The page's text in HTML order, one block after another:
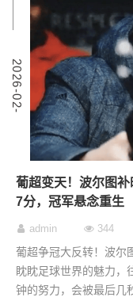
2
0
2
6
-
0
2
-
2
葡超变天！波尔图
7分，冠军悬念重生
admin 344
葡超争冠大反转！波尔
眈眈足球世界的魅力，
钟的努力，会被最后几